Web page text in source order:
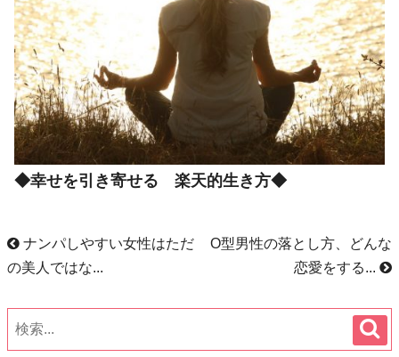
◆幸せを引き寄せる 楽天的生き方◆
ナンパしやすい女性はただ
の美人ではな...
O型男性の落とし方、どんな
恋愛をする...